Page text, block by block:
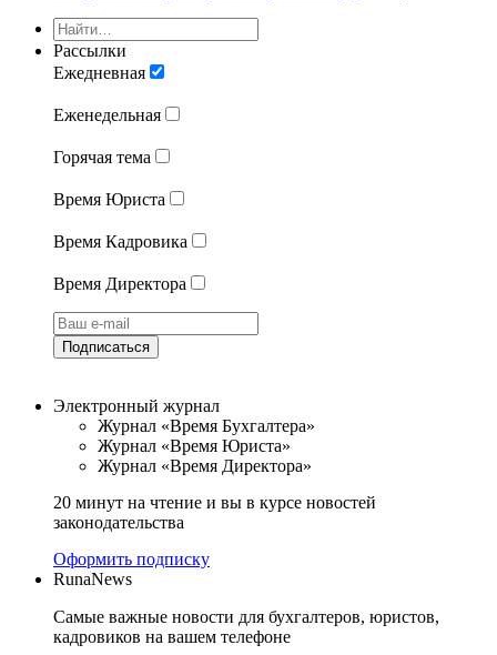
Рассылки
Ежедневная
Еженедельная
Горячая тема
Время Юриста
Время Кадровика
Время Директора
Подписаться
Электронный журнал
Журнал «Время Бухгалтера»
Журнал «Время Юриста»
Журнал «Время Директора»
20 минут на чтение и вы в курсе новостей
законодательства
Оформить подписку
RunaNews
Самые важные новости для бухгалтеров, юристов,
кадровиков на вашем телефоне